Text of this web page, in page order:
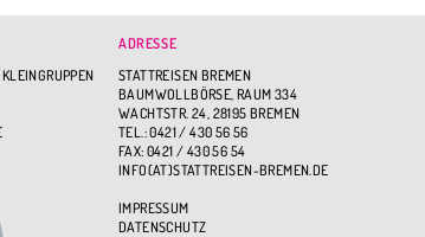
ADRESSE
STATTREISEN BREMEN
BAUMWOLLBÖRSE, RAUM 334
WACHTSTR. 24, 28195 BREMEN
TEL.: 0421 / 430 56 56
FAX: 0421 / 430 56 54
INFO(AT)STATTREISEN-BREMEN.DE
IMPRESSUM
DATENSCHUTZ